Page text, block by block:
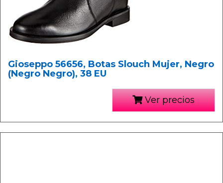
Gioseppo 56656, Botas Slouch Mujer, Negro
(Negro Negro), 38 EU
Ver precios